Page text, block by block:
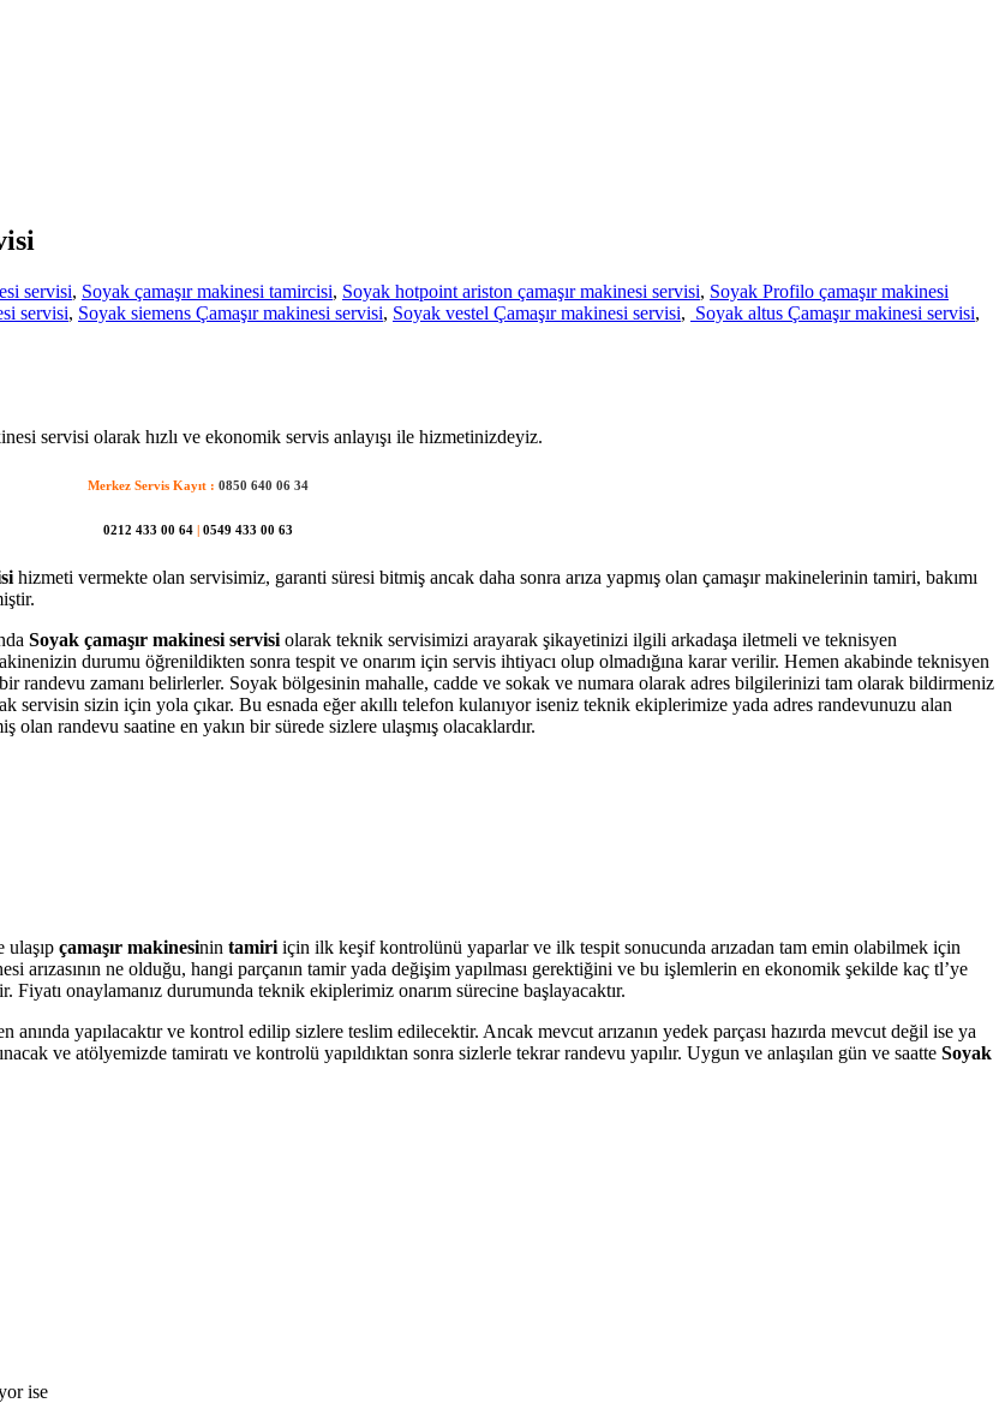
servisi, Soyak çamaşır makinesi tamircisi, Soyak hotpoint ariston çamaşır makinesi servisi, Soyak Profilo çamaşır makinesi
servisi, Soyak siemens Çamaşır makinesi servisi, Soyak vestel Çamaşır makinesi servisi, Soyak altus Çamaşır makinesi servisi,
servisi olarak hızlı ve ekonomik servis anlayışı ile hizmetinizdeyiz.
Merkez Servis Kayıt : 0850 640 06 34
0212 433 00 64 | 0549 433 00 63
hizmeti vermekte olan servisimiz, garanti süresi bitmiş ancak daha sonra arıza yapmış olan çamaşır makinelerinin tamiri, bakımı
Soyak çamaşır makinesi servisi olarak teknik servisimizi arayarak şikayetinizi ilgili arkadaşa iletmeli ve teknisyen
durumu öğrenildikten sonra tespit ve onarım için servis ihtiyacı olup olmadığına karar verilir. Hemen akabinde teknisyen
randevu zamanı belirlerler. Soyak bölgesinin mahalle, cadde ve sokak ve numara olarak adres bilgilerinizi tam olarak bildirmeniz
sizin için yola çıkar. Bu esnada eğer akıllı telefon kulanıyor iseniz teknik ekiplerimize yada adres randevunuzu alan
olan randevu saatine en yakın bir sürede sizlere ulaşmış olacaklardır.
ulaşıp çamaşır makinesinin tamiri için ilk keşif kontrolünü yaparlar ve ilk tespit sonucunda arızadan tam emin olabilmek için
arızasının ne olduğu, hangi parçanın tamir yada değişim yapılması gerektiğini ve bu işlemlerin en ekonomik şekilde kaç tl’ye
onaylamanız durumunda teknik ekiplerimiz onarım sürecine başlayacaktır.
anında yapılacaktır ve kontrol edilip sizlere teslim edilecektir. Ancak mevcut arızanın yedek parçası hazırda mevcut değil ise ya
ve atölyemizde tamiratı ve kontrolü yapıldıktan sonra sizlerle tekrar randevu yapılır. Uygun ve anlaşılan gün ve saatte Soyak
ise